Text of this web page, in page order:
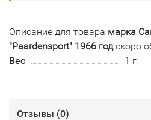
Описание для товара марка
"Paardensport" 1966 годскоро
Вес
1 г
Отзывы (0)